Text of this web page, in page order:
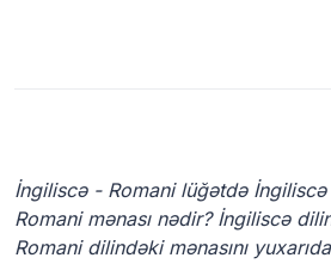
İngiliscə - Romani lüğətdə
Romani mənası nədir? İngiliscə
Romani dilindəki mənasını